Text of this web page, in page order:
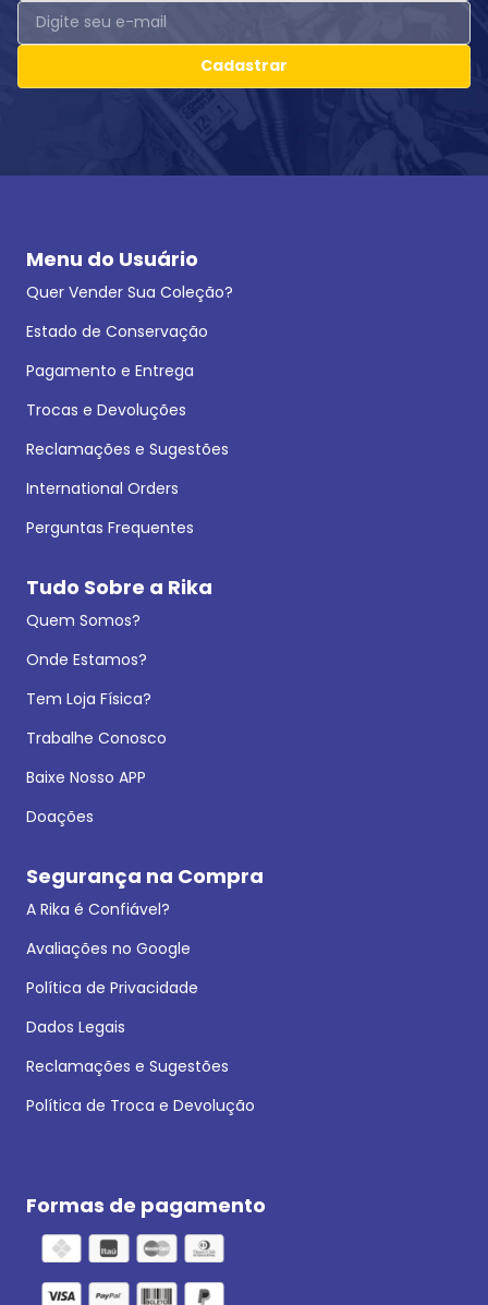
Cadastrar
Menu do Usuário
Quer Vender Sua Coleção?
Estado de Conservação
Pagamento e Entrega
Trocas e Devoluções
Reclamações e Sugestões
International Orders
Perguntas Frequentes
Tudo Sobre a Rika
Quem Somos?
Onde Estamos?
Tem Loja Física?
Trabalhe Conosco
Baixe Nosso APP
Doações
Segurança na Compra
A Rika é Confiável?
Avaliações no Google
Política de Privacidade
Dados Legais
Reclamações e Sugestões
Política de Troca e Devolução
Formas de pagamento